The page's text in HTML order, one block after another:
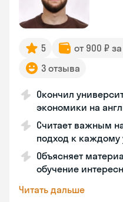
5 от 900 ₽
3 отзыва
Окончил
экономики на
Считает важным
подход к каждому
Объясняет
обучение
Читать дальше